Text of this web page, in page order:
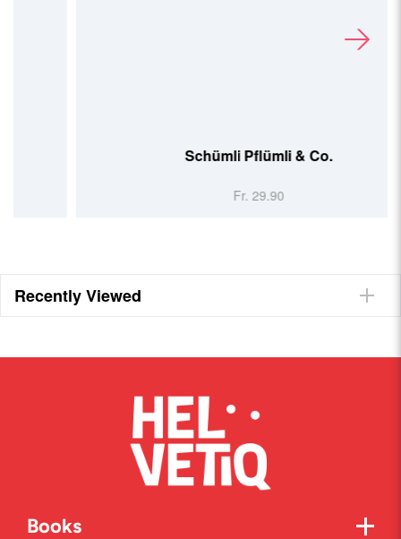
Schümli Pflümli & Co.
Recently Viewed
Books